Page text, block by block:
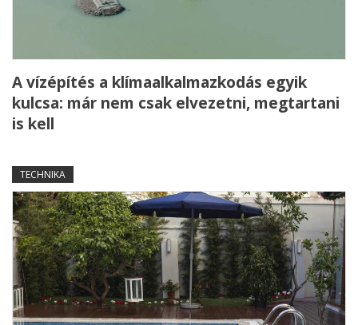
A vízépítés a klímaalkalmazkodás egyik
kulcsa: már nem csak elvezetni, megtartani
is kell
TECHNIKA